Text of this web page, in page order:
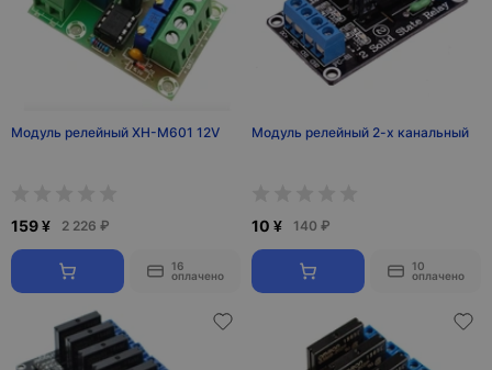
Модуль релейный XH-M601 12V
159 ¥ 2 226 ₽
16
оплачено
Модуль релейный 2-х канальный
10 ¥ 140 ₽
10
оплачено